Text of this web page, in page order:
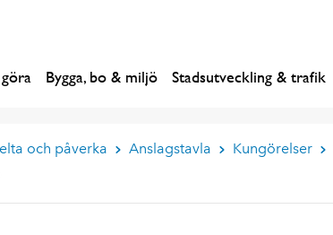
Bygga, bo & miljö Stadsutveckling & trafik
och påverka Anslagstavla Kungörelser